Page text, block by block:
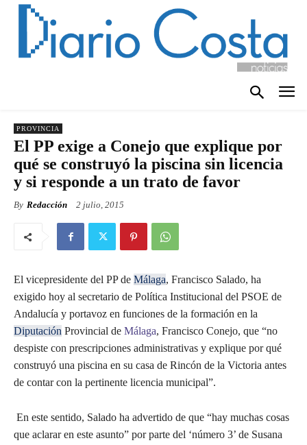
PROVINCIA
El PP exige a Conejo que explique por
qué se construyó la piscina sin licencia
y si responde a un trato de favor
By Redacción 2 julio, 2015
El vicepresidente del PP de Málaga, Francisco Salado, ha
exigido hoy al secretario de Política Institucional del PSOE de
Andalucía y portavoz en funciones de la formación en la
Diputación Provincial de Málaga, Francisco Conejo, que “no
despiste con prescripciones administrativas y explique por qué
construyó una piscina en su casa de Rincón de la Victoria antes
de contar con la pertinente licencia municipal”.
En este sentido, Salado ha advertido de que “hay muchas cosas
que aclarar en este asunto” por parte del ‘número 3’ de Susana